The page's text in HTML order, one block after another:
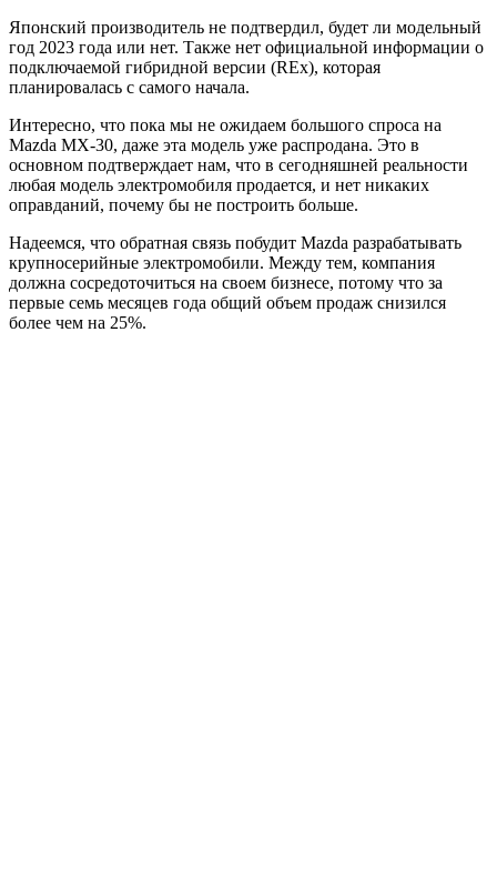
Японский производитель не подтвердил, будет ли модельный
год 2023 года или нет. Также нет официальной информации о
подключаемой гибридной версии (REx), которая
планировалась с самого начала.
Интересно, что пока мы не ожидаем большого спроса на
Mazda MX-30, даже эта модель уже распродана. Это в
основном подтверждает нам, что в сегодняшней реальности
любая модель электромобиля продается, и нет никаких
оправданий, почему бы не построить больше.
Надеемся, что обратная связь побудит Mazda разрабатывать
крупносерийные электромобили. Между тем, компания
должна сосредоточиться на своем бизнесе, потому что за
первые семь месяцев года общий объем продаж снизился
более чем на 25%.